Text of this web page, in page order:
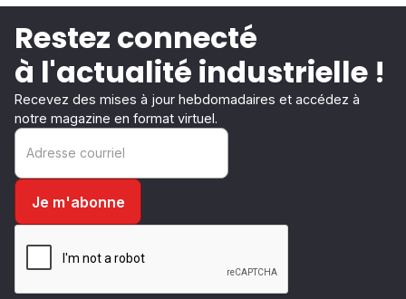
Restez connecté
à l'actualité industrielle !
Recevez des mises à jour hebdomadaires et accédez à
notre magazine en format virtuel.